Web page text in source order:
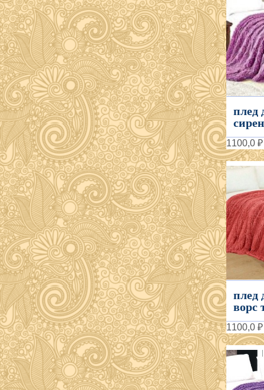
плед
1100,0 ₽
плед
ворс
1100,0 ₽